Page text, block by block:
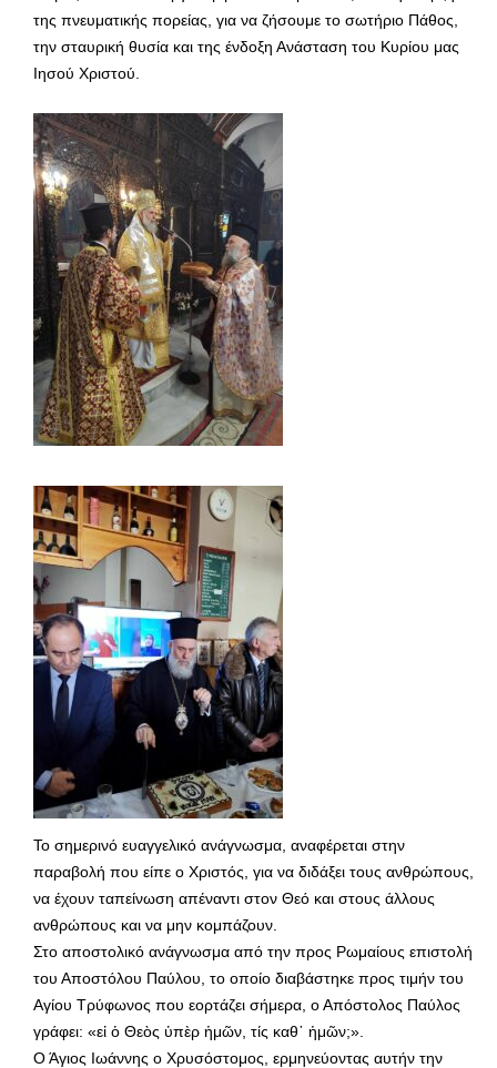
της πνευματικής πορείας, για να ζήσουμε το σωτήριο Πάθος,
την σταυρική θυσία και της ένδοξη Ανάσταση του Κυρίου μας
Ιησού Χριστού.
Το σημερινό ευαγγελικό ανάγνωσμα, αναφέρεται στην
παραβολή που είπε ο Χριστός, για να διδάξει τους ανθρώπους,
να έχουν ταπείνωση απέναντι στον Θεό και στους άλλους
ανθρώπους και να μην κομπάζουν.
Στο αποστολικό ανάγνωσμα από την προς Ρωμαίους επιστολή
του Αποστόλου Παύλου, το οποίο διαβάστηκε προς τιμήν του
Αγίου Τρύφωνος που εορτάζει σήμερα, ο Απόστολος Παύλος
γράφει: «εἰ ὁ Θεὸς ὑπὲρ ἡμῶν, τίς καθ᾿ ἡμῶν;».
Ο Άγιος Ιωάννης ο Χρυσόστομος, ερμηνεύοντας αυτήν την